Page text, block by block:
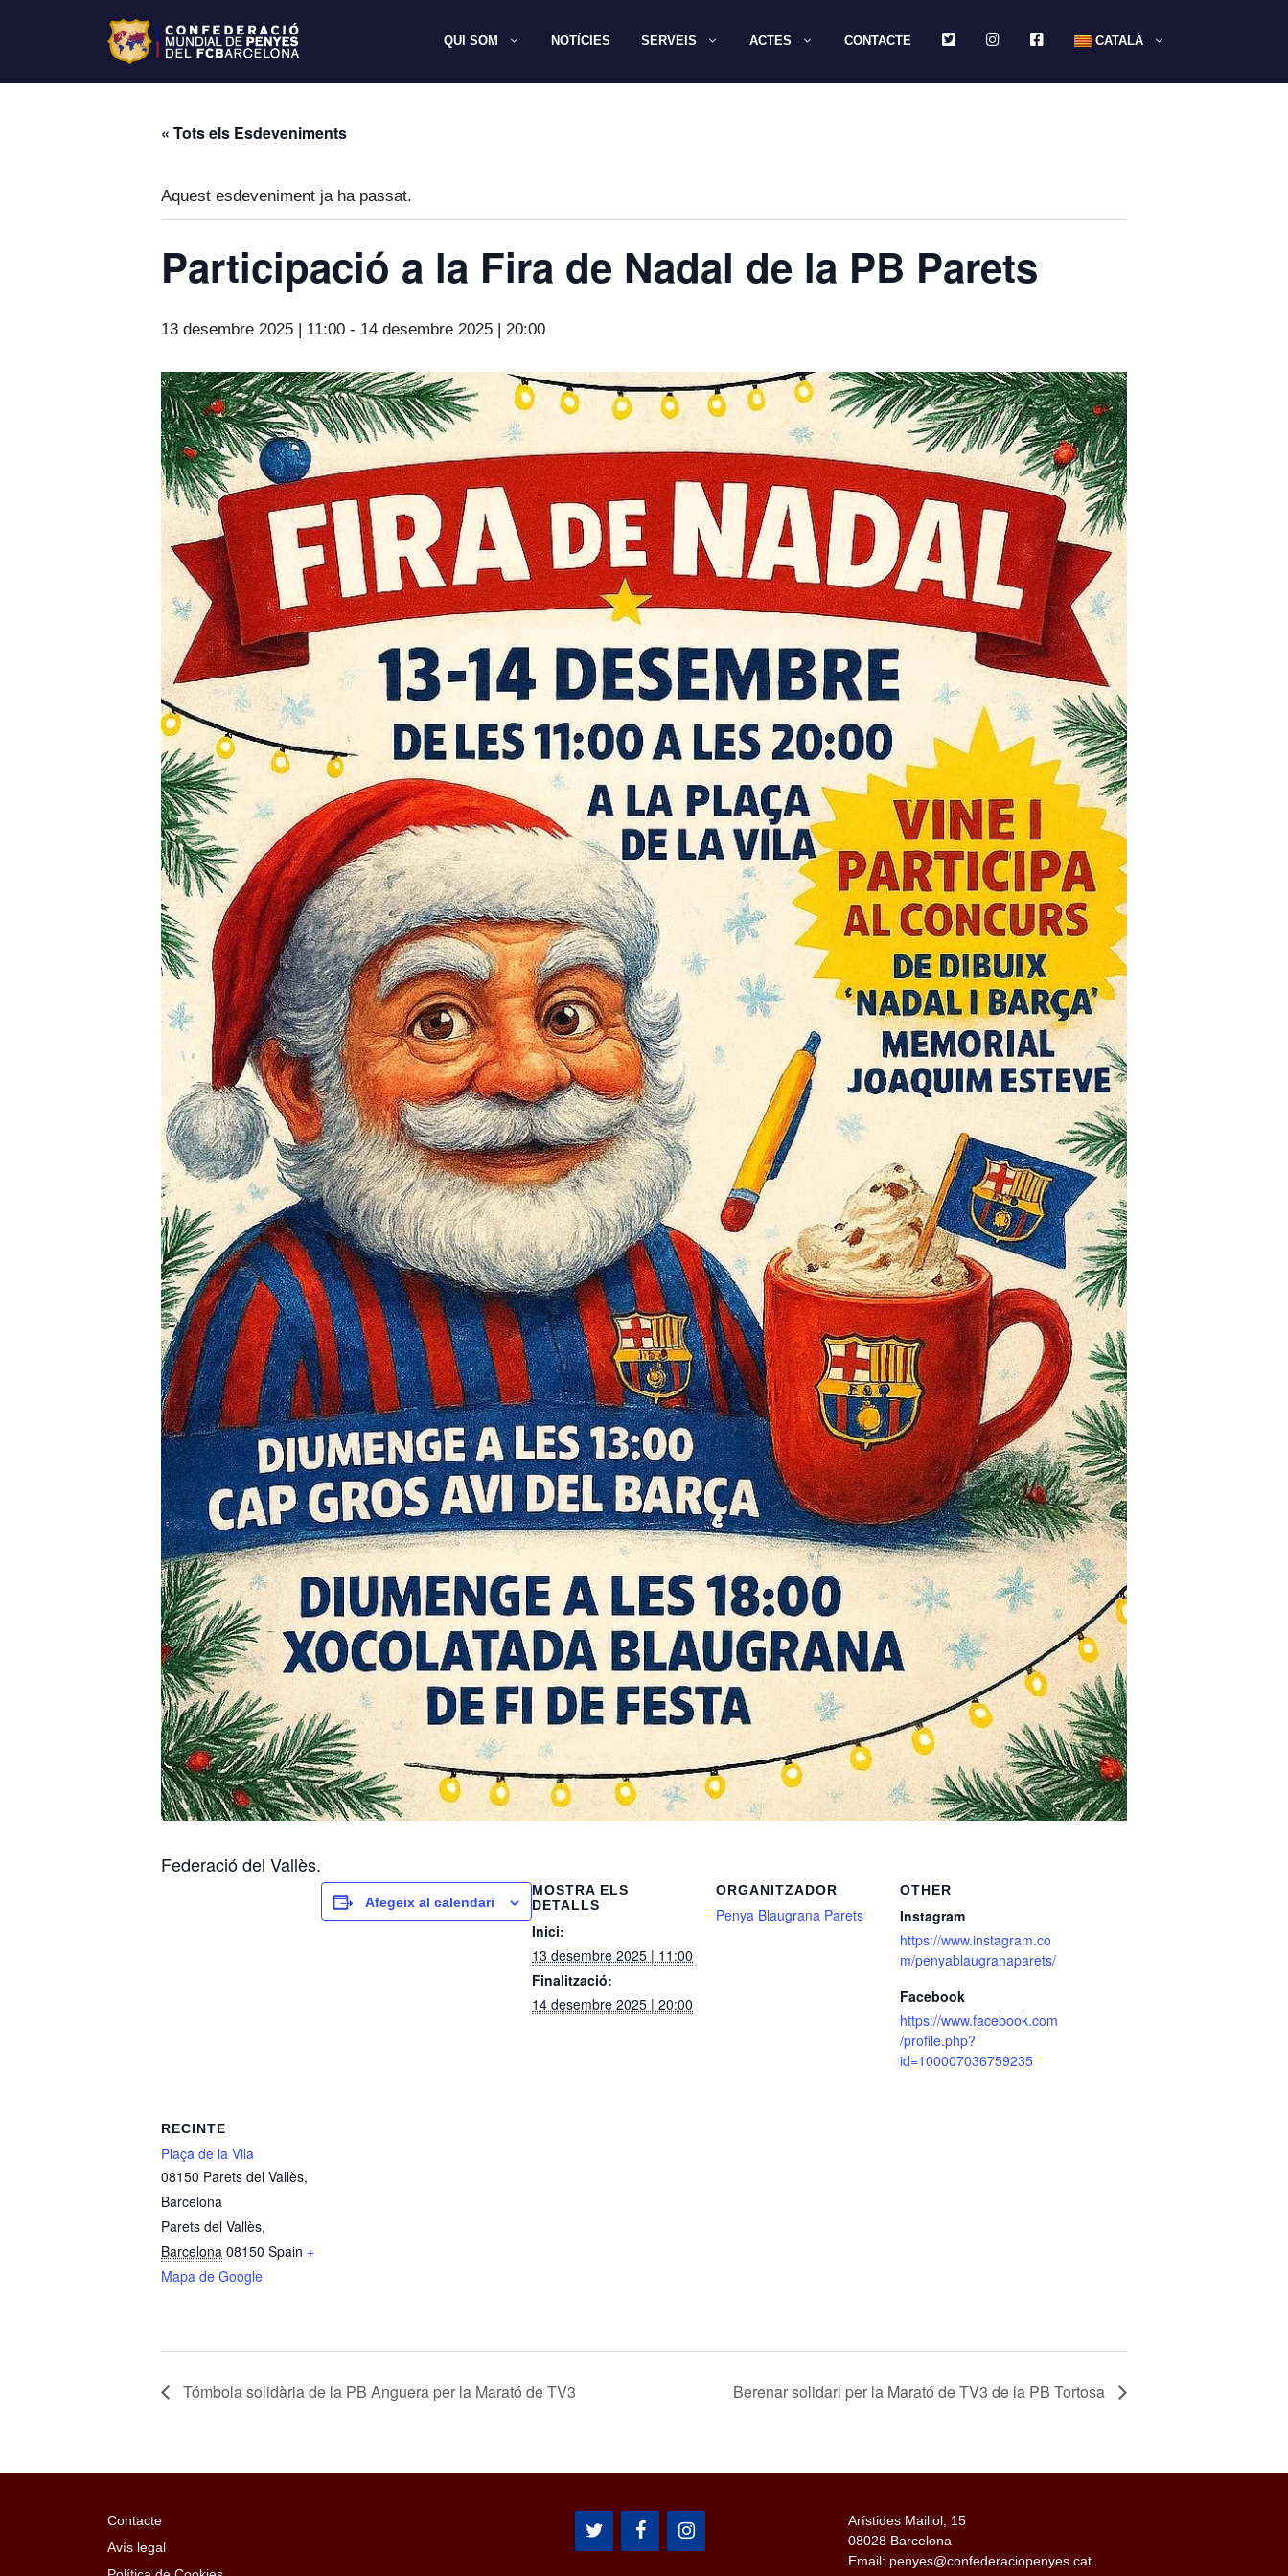
QUI SOM NOTÍCIES SERVEIS ACTES CONTACTE TWITTERINSTAGRAMFACEBOOKCATALÀ
« Tots els Esdeveniments
Aquest esdeveniment ja ha passat.
Participació a la Fira de Nadal de la PB Parets
13 desembre 2025 | 11:00 - 14 desembre 2025 | 20:00
Federació del Vallès.
Afegeix al calendari
MOSTRA ELS
DETALLS
Inici:
13 desembre 2025 | 11:00
Finalització:
14 desembre 2025 | 20:00
ORGANITZADOR
Penya Blaugrana Parets
OTHER
Instagram
https://www.instagram.co
m/penyablaugranaparets/
Facebook
https://www.facebook.com
/profile.php?
id=100007036759235
RECINTE
Plaça de la Vila
08150 Parets del Vallès,
Barcelona
Parets del Vallès,
Barcelona 08150 Spain +
Mapa de Google
Tómbola solidària de la PB Anguera per la Marató de TV3 Berenar solidari per la Marató de TV3 de la PB Tortosa
Contacte
Avís legal
Arístides Maillol, 15
08028 Barcelona
Email: penyes@confederaciopenyes.cat